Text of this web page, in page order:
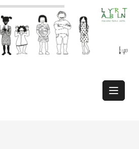
Přeskočit
k
obsahu